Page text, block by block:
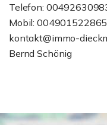
Telefon:
Mobil:
kontakt@immo-
Bernd Schönig